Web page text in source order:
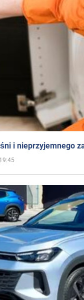
i nieprzyjemnego